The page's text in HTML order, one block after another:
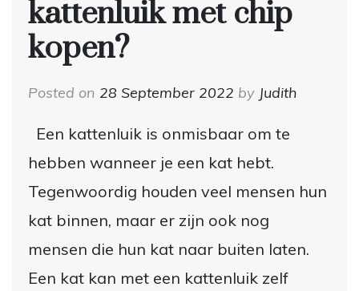
kattenluik met chip
kopen?
Posted on 28 September 2022 by Judith
Een kattenluik is onmisbaar om te
hebben wanneer je een kat hebt.
Tegenwoordig houden veel mensen hun
kat binnen, maar er zijn ook nog
mensen die hun kat naar buiten laten.
Een kat kan met een kattenluik zelf